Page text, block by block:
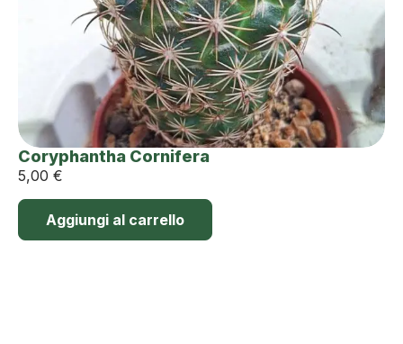
Coryphantha Cornifera
5,00 €
Aggiungi al carrello